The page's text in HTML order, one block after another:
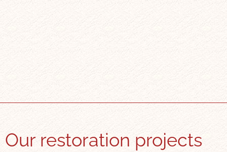
Our restoration projects